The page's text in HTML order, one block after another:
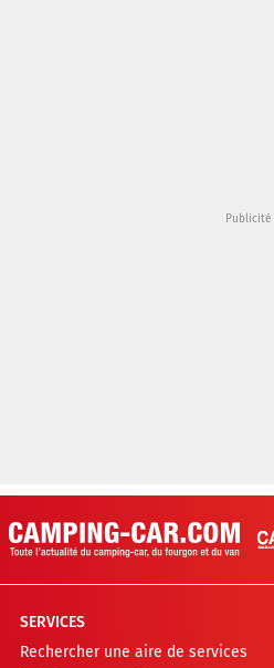
SERVICES
Rechercher une aire de services